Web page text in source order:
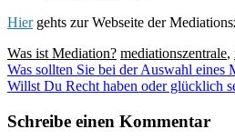
Hiergehts zur Webseite der
Was ist Mediation? mediationszentrale,
Beitragsnavigation
Was sollten Sie bei der Auswahl eines
Willst Du Recht haben oder glücklich
Schreibe einen Kommentar